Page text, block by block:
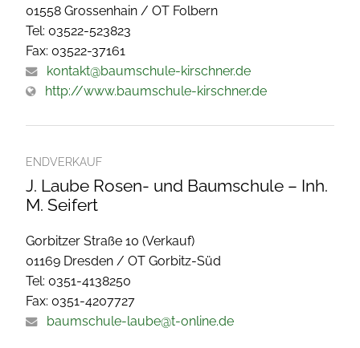
01558 Grossenhain / OT Folbern
Tel: 03522-523823
Fax: 03522-37161
kontakt@baumschule-kirschner.de
http://www.baumschule-kirschner.de
ENDVERKAUF
J. Laube Rosen- und Baumschule – Inh.
M. Seifert
Gorbitzer Straße 10 (Verkauf)
01169 Dresden / OT Gorbitz-Süd
Tel: 0351-4138250
Fax: 0351-4207727
baumschule-laube@t-online.de